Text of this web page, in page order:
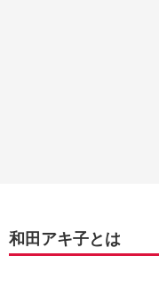
和田アキ子とは